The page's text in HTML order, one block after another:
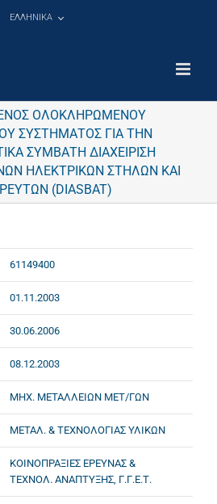
ΕΛΛΗΝΙΚΑ
ΟΛΟΚΛΗΡΩΜΕΝΟΥ
ΣΥΣΤΗΜΑΤΟΣ ΓΙΑ ΤΗΝ
ΣΥΜΒΑΤΗ ΔΙΑΧΕΙΡΙΣΗ
ΗΛΕΚΤΡΙΚΩΝ ΣΤΗΛΩΝ ΚΑΙ
(DIASBAT)
61149400
01.11.2003
30.06.2006
08.12.2003
ΜΗΧ. ΜΕΤΑΛΛΕΙΩΝ ΜΕΤ/ΓΩΝ
ΜΕΤΑΛ. & ΤΕΧΝΟΛΟΓΙΑΣ ΥΛΙΚΩΝ
ΚΟΙΝΟΠΡΑΞΙΕΣ ΕΡΕΥΝΑΣ &
ΤΕΧΝΟΛ. ΑΝΑΠΤΥΞΗΣ, Γ.Γ.Ε.Τ.